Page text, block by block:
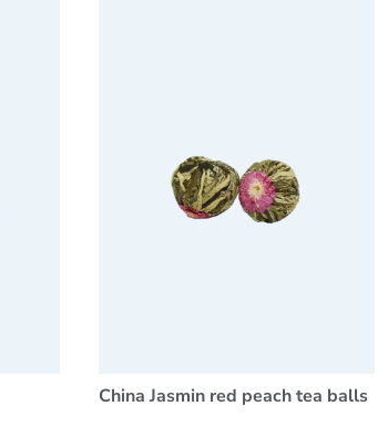
China Jasmin red peach tea balls